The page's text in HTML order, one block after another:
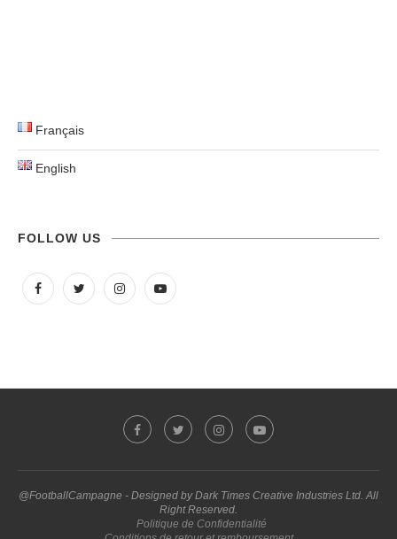
Français
English
FOLLOW US
@FootballCampagne - Designed by Dark Times Creative Industries Ltd. All
Right Reserved.
Politique de Confidentialité